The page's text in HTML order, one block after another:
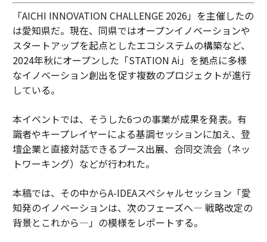
「AICHI INNOVATION CHALLENGE 2026」を主催したの
は愛知県だ。現在、同県ではオープンイノベーションや
スタートアップを起点としたエコシステムの構築など、
2024年秋にオープンした「STATION Ai」を拠点に多様
なイノベーション創出を促す複数のプロジェクトが進行
している。
本イベントでは、そうした6つの事業が成果を発表。有
識者やキープレイヤーによる基調セッションに加え、登
壇企業と直接対話できるブース出展、合同交流会（ネッ
トワーキング）などが行われた。
本稿では、その中からA-IDEAスペシャルセッション「愛
知発のイノベーションは、次のフェーズへ— 戦略改定の
背景とこれから—」の模様をレポートする。